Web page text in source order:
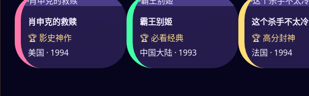
肖申克的救赎
🏆 影史神作
美国 · 1994
霸王别姬
🏆 必看经典
中国大陆 · 1993
这个杀手不太冷
🏆 高分封神
法国 · 1994